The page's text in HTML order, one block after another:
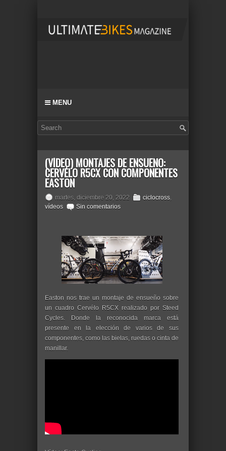
MENU
(VÍDEO) MONTAJES DE ENSUEÑO:
CERVÉLO R5CX CON COMPONENTES
EASTON
martes, diciembre 20, 2022 ciclocross,
vídeos
Sin comentarios
Easton nos trae un montaje de ensueño sobre
un cuadro Cervélo R5CX realizado por Steed
Cycles. Donde la reconocida marca está
presente en la elección de varios de sus
componentes, como las bielas, ruedas o cinta de
manillar.